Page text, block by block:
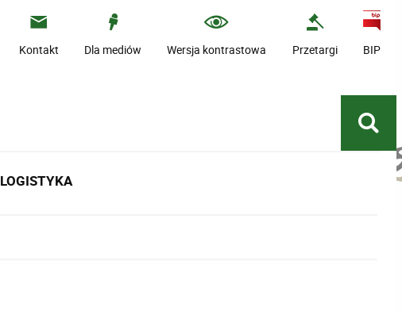
Kontakt Dla mediów Wersja kontrastowa Przetargi BIP
LOGISTYKA